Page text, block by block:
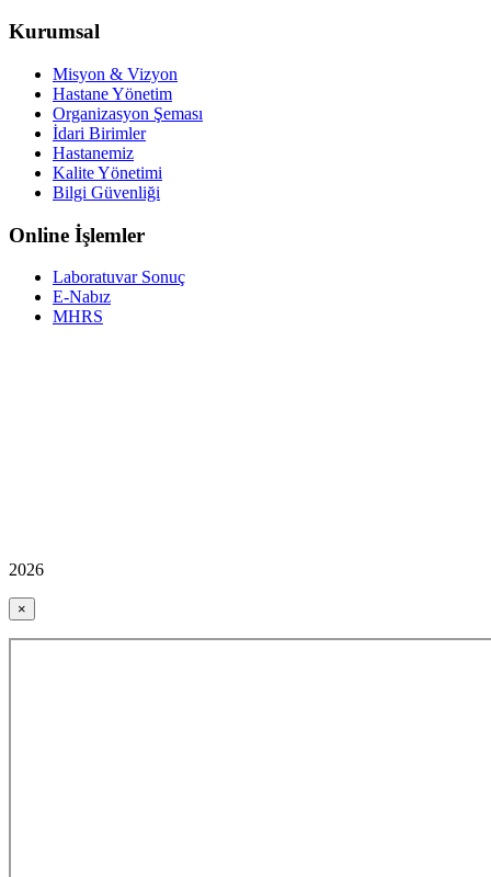
Kurumsal
Misyon & Vizyon
Hastane Yönetim
Organizasyon Şeması
İdari Birimler
Hastanemiz
Kalite Yönetimi
Bilgi Güvenliği
Online İşlemler
Laboratuvar Sonuç
E-Nabız
MHRS
2026
×